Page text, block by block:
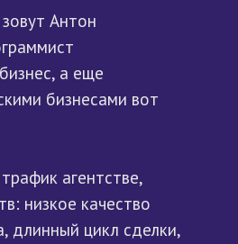
Антон
а еще
бизнесами вот
агентстве,
низкое качество
длинный цикл сделки,